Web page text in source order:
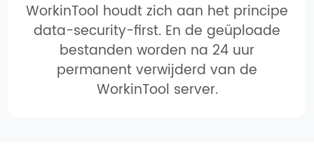
WorkinTool houdt zich aan het principe
data-security-first. En de geüploade
bestanden worden na 24 uur
permanent verwijderd van de
WorkinTool server.